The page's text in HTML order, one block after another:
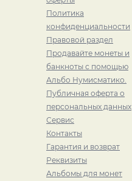
Политика
конфиденциальности
Правовой раздел
Продавайте монеты и
банкноты с помощью
Альбо Нумисматико.
Публичная оферта о
персональных данных
Сервис
Контакты
Гарантия и возврат
Реквизиты
Альбомы для монет